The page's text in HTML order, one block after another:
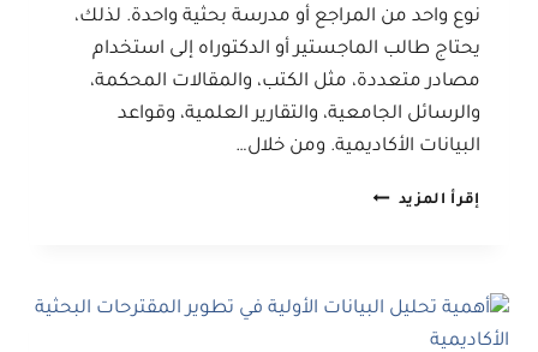
نوع واحد من المراجع أو مدرسة بحثية واحدة. لذلك،
يحتاج طالب الماجستير أو الدكتوراه إلى استخدام
مصادر متعددة، مثل الكتب، والمقالات المحكمة،
والرسائل الجامعية، والتقارير العلمية، وقواعد
البيانات الأكاديمية. ومن خلال…
إقرأ المزيد لماذا
تنويع
مصادره